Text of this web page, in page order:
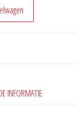
INFORMATIE